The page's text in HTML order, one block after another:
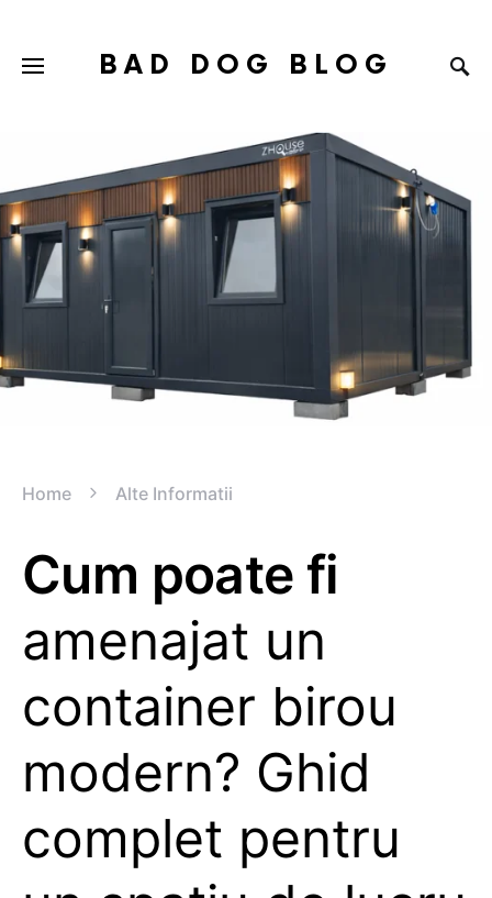
BAD DOG BLOG
Home Alte Informatii
Cum poate fi
amenajat un
container birou
modern? Ghid
complet pentru